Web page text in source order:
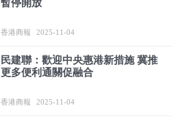
香港商報 2025-11-04
民建聯：歡迎中央惠港新措施 冀推
更多便利通關促融合
香港商報 2025-11-04